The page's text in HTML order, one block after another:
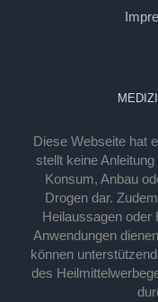
Diese Webseite hat
stellt keine
Konsum, Anbau
Drogen dar.
Heilaussagen oder
Anwendungen
können
des